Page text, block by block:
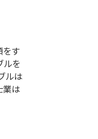
をす
ルを
ルは
業は